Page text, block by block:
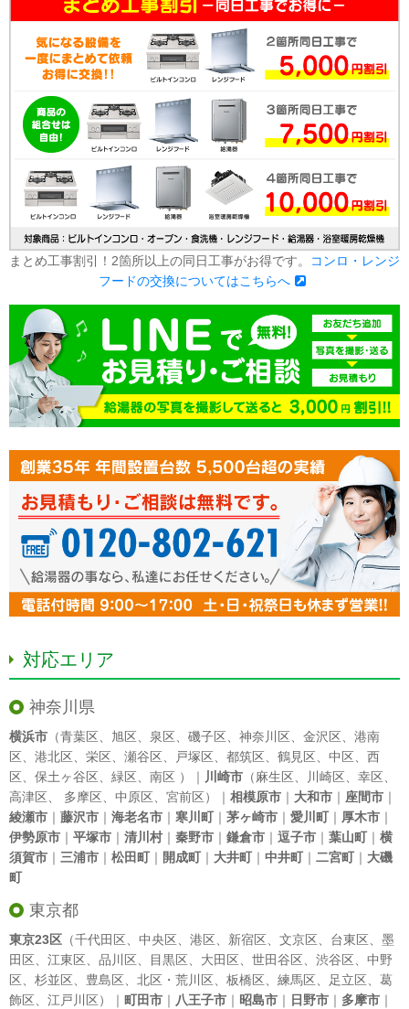
まとめ工事割引！2箇所以上の同日工事がお得です。
コンロ・レンジ
フードの交換についてはこちらへ
対応エリア
神奈川県
横浜市 （青葉区 旭区 泉区 磯子区 神奈川区 金沢区
港南
区
港北区 栄区 瀬谷区 戸塚区 都筑区 鶴見区 中区
西
区
保土ヶ谷区 緑区 南区 ）｜ 川崎市 （麻生区 川崎区 幸区
高津区
多摩区 中原区 宮前区）｜ 相模原市 ｜ 大和市 ｜ 座間市 ｜
綾瀬市 ｜ 藤沢市 ｜ 海老名市 ｜ 寒川町｜ 茅ヶ崎市 ｜ 愛川町｜ 厚木市 ｜
伊勢原市 ｜ 平塚市 ｜ 清川村｜ 秦野市 ｜ 鎌倉市 ｜ 逗子市 ｜ 葉山町｜ 横
須賀市 ｜ 三浦市 ｜ 松田町｜ 開成町｜ 大井町｜ 中井町｜ 二宮町｜ 大磯
町
東京都
東京23区 （千代田区 中央区 港区 新宿区 文京区 台東区
墨
田区
江東区 品川区 目黒区 大田区 世田谷区 渋谷区
中野
区
杉並区 豊島区 北区 ・ 荒川区 板橋区 練馬区 足立区
葛
飾区
江戸川区）｜ 町田市 ｜ 八王子市 ｜ 昭島市 ｜ 日野市 ｜ 多摩市 ｜